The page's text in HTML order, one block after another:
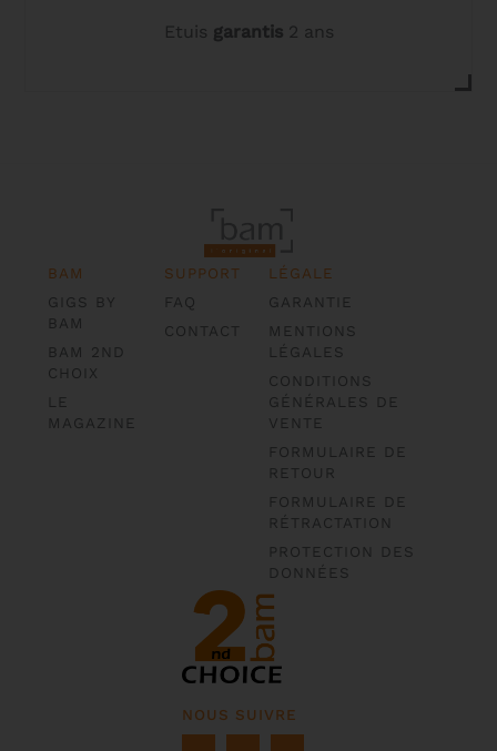
Etuis garantis2 ans
BAM
GIGS BY
BAM
BAM 2ND
CHOIX
LE
MAGAZINE
SUPPORT
FAQ
CONTACT
LÉGALE
GARANTIE
MENTIONS
LÉGALES
CONDITIONS
GÉNÉRALES DE
VENTE
FORMULAIRE DE
RETOUR
FORMULAIRE DE
RÉTRACTATION
PROTECTION DES
DONNÉES
NOUS SUIVRE